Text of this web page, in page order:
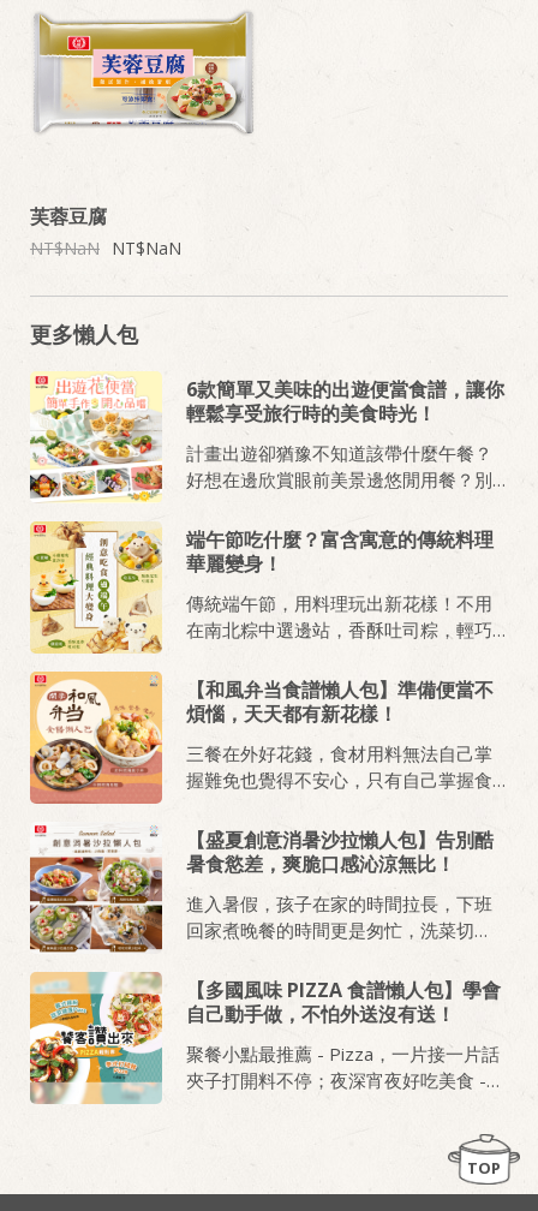
芙蓉豆腐
NaN NaN
更多懶人包
6款簡單又美味的出遊便當食譜，讓你
輕鬆享受旅行時的美食時光！
計畫出遊卻猶豫不知道該帶什麼午餐？
好想在邊欣賞眼前美景邊悠閒用餐？別
花便當食譜，你在旅途中享受美食的同
時，也能輕鬆滿足胃口。跟著小編的的
便利吧！
端午節吃什麼？富含寓意的傳統料理
華麗變身！
傳統端午節，用料理玩出新花樣！不用
在南北粽中選邊站，香酥吐司粽，輕巧
樣的端午，更多的餐桌話題讓親子間好
好聊一聊。
【和風弁当食譜懶人包】準備便當不
煩惱，天天都有新花樣！
三餐在外好花錢，食材用料無法自己掌
握難免也覺得不安心，只有自己掌握食
到吃色香味俱全的料理。不知道怎麼下
廚？別擔心廚藝不精湛，小編準備《秋
簡單超省時即能完成的日式風味料理，
為大家便當菜加菜。
【盛夏創意消暑沙拉懶人包】告別酷
暑食慾差，爽脆口感沁涼無比！
進入暑假，孩子在家的時間拉長，下班
回家煮晚餐的時間更是匆忙，洗菜切
覺得熱！就覺得懶！
【多國風味 PIZZA 食譜懶人包】學會
自己動手做，不怕外送沒有送！
聚餐小點最推薦 - Pizza，一片接一片話
夾子打開料不停；夜深宵夜好吃美食 -
足，有點小餓的絕搭美味，在家也能輕
鬆做！喜歡蔬食滿點的清爽滋味，請吃
《義式繽紛蔬菜健康Pizza》，熱愛重口
TOP